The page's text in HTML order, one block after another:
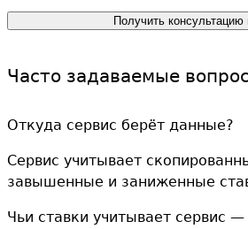
Получить консультацию
Часто задаваемые
Откуда сервис берёт данные?
Сервис учитывает
завышенные и заниженные
Чьи ставки учитывает сервис